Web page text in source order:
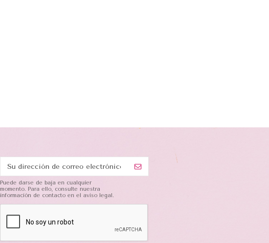
Puede darse de baja en cualquier
momento. Para ello, consulte nuestra
información de contacto en el aviso legal.